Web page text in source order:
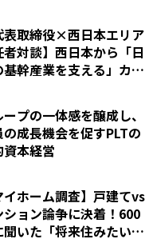
「学ぶ」「知る」「繋が
実践の場～
表取締役×西日本エリア
者対談】西日本から「日
基幹産業を支える」カク
略。
プの一体感を醸成し、
の成長機会を促すPLTの
資本経営
イホーム調査】戸建てvs
ション論争に決着！600
聞いた「将来住みたいの